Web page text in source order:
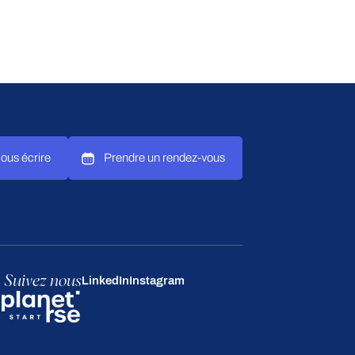
écrire Prendre un rendez-vous
Suivez nousLinkedInInstagram